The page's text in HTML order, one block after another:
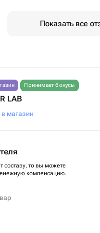
Показать все
Принимает бонусы
LAB
магазин
составу, то вы можете
компенсацию.